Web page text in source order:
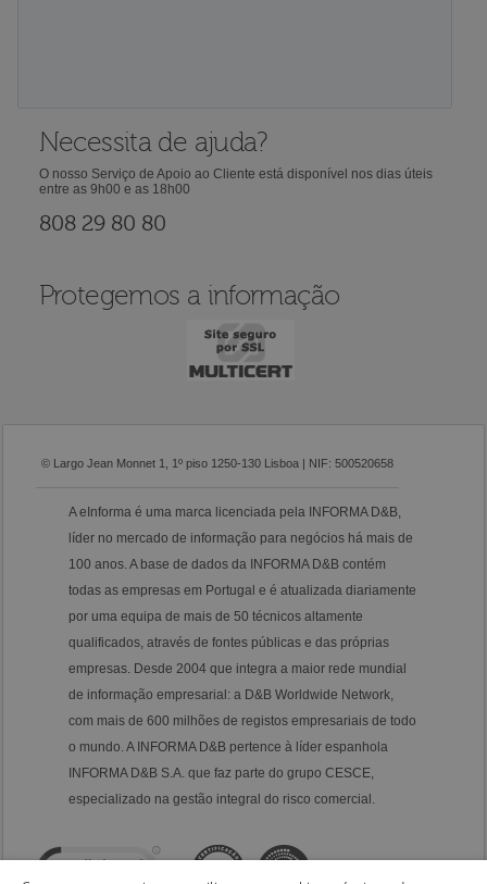
Necessita de ajuda?
O nosso Serviço de Apoio ao Cliente está disponível nos dias úteis
entre as 9h00 e as 18h00
808 29 80 80
Protegemos a informação
© Largo Jean Monnet 1, 1º piso 1250-130 Lisboa | NIF: 500520658
A eInforma é uma marca licenciada pela INFORMA D&B,
líder no mercado de informação para negócios há mais de
100 anos. A base de dados da INFORMA D&B contém
todas as empresas em Portugal e é atualizada diariamente
por uma equipa de mais de 50 técnicos altamente
qualificados, através de fontes públicas e das próprias
empresas. Desde 2004 que integra a maior rede mundial
de informação empresarial: a D&B Worldwide Network,
com mais de 600 milhões de registos empresariais de todo
o mundo. A INFORMA D&B pertence à líder espanhola
INFORMA D&B S.A. que faz parte do grupo CESCE,
especializado na gestão integral do risco comercial.